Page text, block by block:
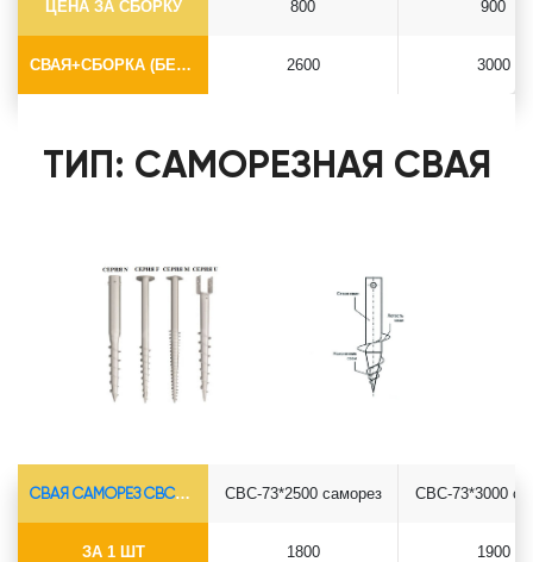
ЦЕНА ЗА СБОРКУ
СВАЯ+СБОРКА (БЕЗ ОГОЛОВКА)
800
2600
900
3000
ТИП: САМОРЕЗНАЯ СВАЯ
СВАЯ САМОРЕЗ СВС-Ø73*5.5
ЗА 1 ШТ
СВС-73*2500 саморез
1800
СВС-73*3000
1900